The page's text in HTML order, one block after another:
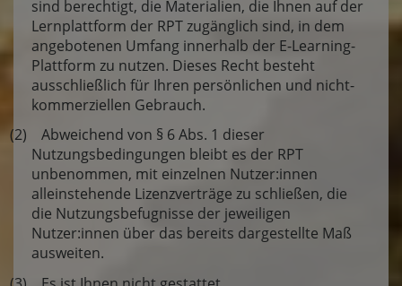
sind berechtigt, die Materialien, die Ihnen auf der
Lernplattform der RPT zugänglich sind, in dem
angebotenen Umfang innerhalb der E-Learning-
Plattform zu nutzen. Dieses Recht besteht
ausschließlich für Ihren persönlichen und nicht-
kommerziellen Gebrauch.
(2) Abweichend von § 6 Abs. 1 dieser
Nutzungsbedingungen bleibt es der RPT
unbenommen, mit einzelnen Nutzer:innen
alleinstehende Lizenzverträge zu schließen, die
die Nutzungsbefugnisse der jeweiligen
Nutzer:innen über das bereits dargestellte Maß
ausweiten.